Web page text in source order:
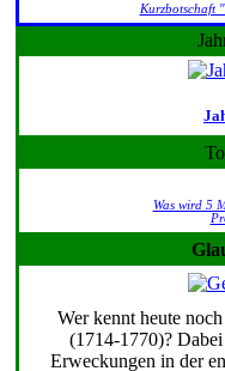
Kurzbotschaft
Was wird 5
Wer kennt heute
(1714-1770)?
Erweckungen in der